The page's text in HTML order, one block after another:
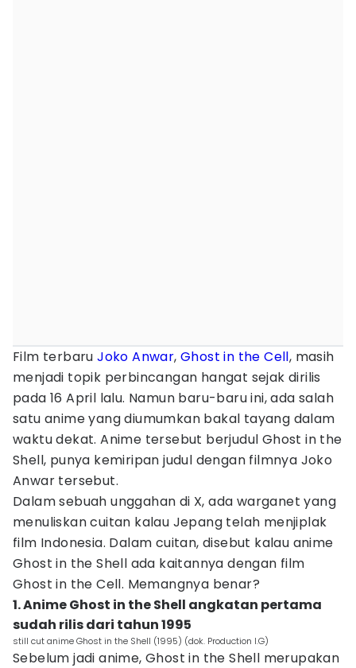
Film terbaruJoko Anwar,Ghost in the Cell, masih
menjadi topik perbincangan hangat sejak dirilis
pada 16 April lalu. Namun baru-baru ini, ada salah
satu anime yang diumumkan bakal tayang dalam
waktu dekat. Anime tersebut berjudul Ghost in the
Shell, punya kemiripan judul dengan filmnya Joko
Anwar tersebut.
Dalam sebuah unggahan di X, ada warganet yang
menuliskan cuitan kalau Jepang telah menjiplak
film Indonesia. Dalam cuitan, disebut kalau anime
Ghost in the Shell ada kaitannya dengan film
Ghost in the Cell. Memangnya benar?
1. Anime Ghost in the Shell angkatan pertama
sudah rilis dari tahun 1995
still cut anime Ghost in the Shell (1995) (dok. Production I.G)
Sebelum jadi anime, Ghost in the Shell merupakan